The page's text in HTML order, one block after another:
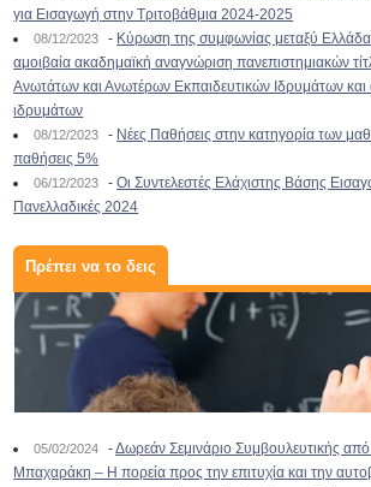
για Εισαγωγή στην Τριτοβάθμια 2024-2025
08/12/2023 - Κύρωση της συμφωνίας μεταξύ
αμοιβαία ακαδημαϊκή αναγνώριση πανεπιστημιακών
Ανωτάτων και Ανωτέρων Εκπαιδευτικών Ιδρυμάτων και
ιδρυμάτων
08/12/2023 - Νέες Παθήσεις στην κατηγορία των
παθήσεις 5%
06/12/2023 -Οι Συντελεστές Ελάχιστης Βάσης
Πανελλαδικές 2024
Πρέπει να το δεις
05/02/2024 -Δωρεάν Σεμινάριο Συμβουλευτικής
Μπαχαράκη – Η πορεία προς την επιτυχία και την